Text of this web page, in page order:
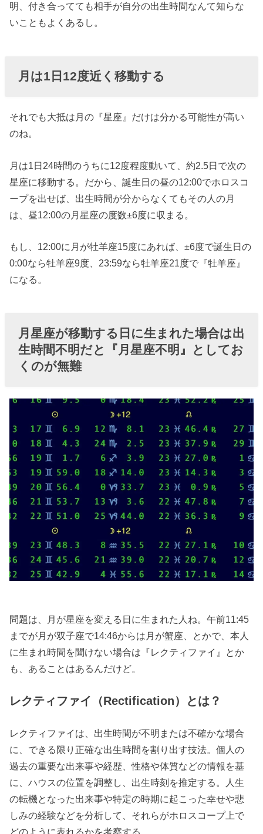
明、付き合ってても相手が自分の出生時間なんて知らな
いこともよくあるし。
月は1日12度近く移動する
それでも大抵は月の『星座』だけは分かる可能性が高い
のね。
月は1日24時間のうちに12度程度動いて、約2.5日で次の
星座に移動する。だから、誕生日の昼の12:00でホロスコ
ープを出せば、出生時間が分からなくてもその人の月
は、昼12:00の月星座の度数±6度に収まる。
もし、12:00に月が牡羊座15度にあれば、±6度で誕生日の
0:00なら牡羊座9度、23:59なら牡羊座21度で『牡羊座』
になる。
月星座が移動する日に生まれた場合は出
生時間不明だと『月星座不明』としてお
くのが無難
問題は、月が星座を変える日に生まれた人ね。午前11:45
までが月が双子座で14:46からは月が蟹座、とかで、本人
に生まれ時間を聞けない場合は『レクティファイ』とか
も、あることはあるんだけど。
レクティファイ（Rectification）とは？
レクティファイは、出生時間が不明または不確かな場合
に、できる限り正確な出生時間を割り出す技法。個人の
過去の重要な出来事や経歴、性格や体質などの情報を基
に、ハウスの位置を調整し、出生時刻を推定する。人生
の転機となった出来事や特定の時期に起こった幸せや悲
しみの経験などを分析して、それらがホロスコープ上で
どのように表れるかを考察する。